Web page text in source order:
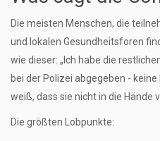
Die meisten Menschen, die
und lokalen Gesundheitsforen
wie dieser: „Ich habe die
bei der Polizei abgegeben -
weiß, dass sie nicht in die Hände
Die größten Lobpunkte: